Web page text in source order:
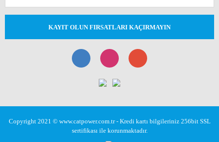
KAYIT OLUN FIRSATLARI KAÇIRMAYIN
Copyright 2021 © www.catpower.com.tr - Kredi kartı bilgileriniz 256bit SSL
sertifikası ile korunmaktadır.